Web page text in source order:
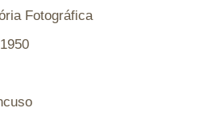
Fotográfica